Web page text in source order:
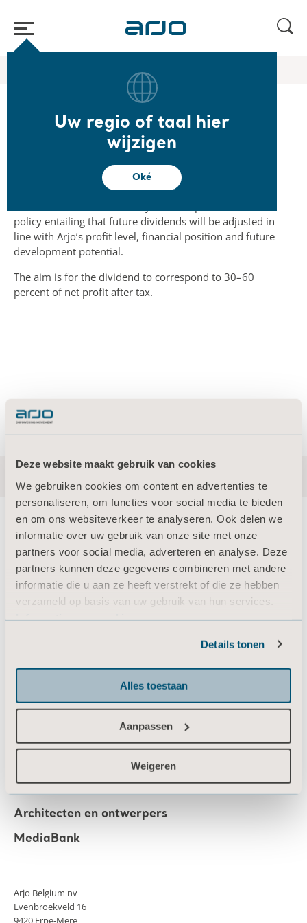
Deze website maakt gebruik van cookies
We gebruiken cookies om content en advertenties te
personaliseren, om functies voor social media te bieden
en om ons websiteverkeer te analyseren. Ook delen we
informatie over uw gebruik van onze site met onze
partners voor social media, adverteren en analyse. Deze
partners kunnen deze gegevens combineren met andere
informatie die u aan ze heeft verstrekt of die ze hebben
verzameld op basis van uw gebruik van hun services.
Details tonen
Alles toestaan
Aanpassen
Weigeren
Uw regio of taal hier
wijzigen
Oké
Dividend
Dividend policy
policy entailing that future dividends will be adjusted in
line with Arjo’s profit level, financial position and future
development potential.
The aim is for the dividend to correspond to 30–60
percent of net profit after tax.
About us
Producten
Kennis
Investeerders
Architecten en ontwerpers
MediaBank
Arjo Belgium nv
Evenbroekveld 16
9420 Erpe-Mere